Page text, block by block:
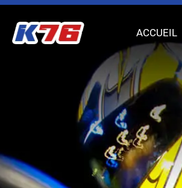
ACCUEIL